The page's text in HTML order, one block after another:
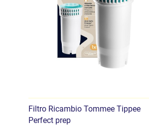
Filtro Ricambio Tommee Tippee
Perfect prep